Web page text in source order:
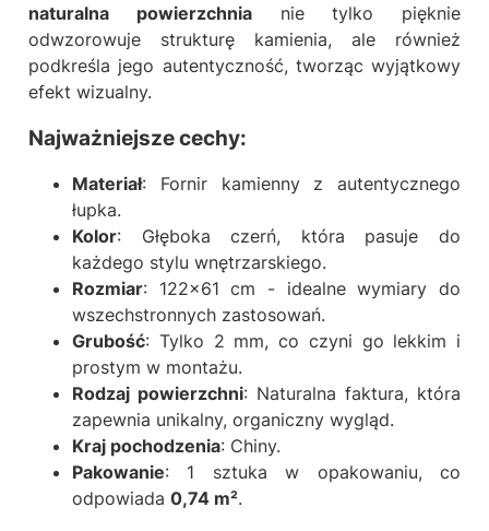
naturalna powierzchnianie tylko pięknie
odwzorowuje strukturę kamienia, ale również
podkreśla jego autentyczność, tworząc wyjątkowy
efekt wizualny.
Najważniejsze cechy:
Materiał: Fornir kamienny z autentycznego
łupka.
Kolor: Głęboka czerń, która pasuje do
każdego stylu wnętrzarskiego.
Rozmiar: 122x61 cm - idealne wymiary do
wszechstronnych zastosowań.
Grubość: Tylko 2 mm, co czyni go lekkim i
prostym w montażu.
Rodzaj powierzchni: Naturalna faktura, która
zapewnia unikalny, organiczny wygląd.
Kraj pochodzenia: Chiny.
Pakowanie: 1 sztuka w opakowaniu, co
odpowiada 0,74 m².